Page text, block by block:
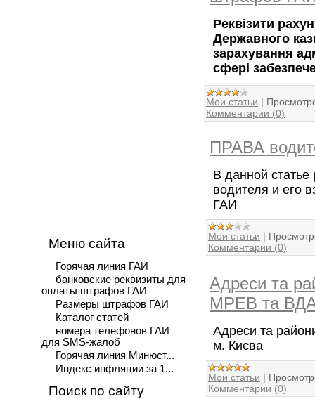
Меню сайта
Горячая линия ГАИ
банковские реквизиты для
оплаты штрафов ГАИ
Размеры штрафов ГАИ
Каталог статей
номера телефонов ГАИ
для SMS-жалоб
Горячая линия Минюст...
Индекс инфляции за 1...
Поиск по сайту
Реквізити
Державного
зарахування
сфері
Мои статьи |
Комментарии (0)
ПРАВА
В данной статье
водителя и его
ГАИ
Мои статьи |
Комментарии (0)
Адреси та
МРЕВ та
Адреси та
м. Києва
Мои статьи |
Комментарии (0)